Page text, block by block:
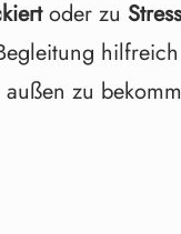
oder zu
zu